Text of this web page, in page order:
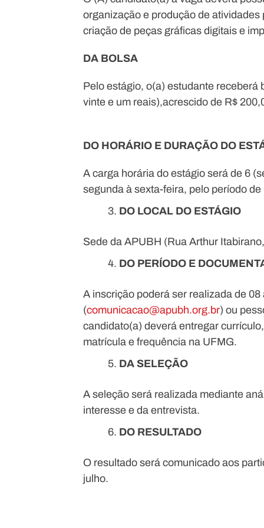
organização e produção de
criação de peças gráficas digitais e
DA BOLSA
Pelo estágio, o(a) estudante receberá
vinte e um reais),acrescido de R$
DO HORÁRIO E DURAÇÃO DO
A carga horária do estágio será de 6
segunda à sexta-feira, pelo período
DO LOCAL DO ESTÁGIO
Sede da APUBH (Rua Arthur
DO PERÍODO E
A inscrição poderá ser realizada de 08
(comunicacao@apubh.org.br) ou
candidato(a) deverá entregar
matrícula e frequência na UFMG.
DA SELEÇÃO
A seleção será realizada mediante
interesse e da entrevista.
DO RESULTADO
O resultado será comunicado aos
julho.